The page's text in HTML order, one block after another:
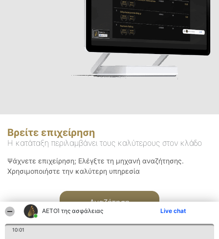
ΑΕΤΟΊ της ασφάλειας Live chat
10:01
Βρείτε επιχείρηση
Η κατάταξη περιλαμβάνει τους καλύτερους στον κλάδο
Ψάχνετε επιχείρηση; Ελέγξτε τη μηχανή αναζήτησης.
Χρησιμοποιήστε την καλύτερη υπηρεσία
Αναζήτηση